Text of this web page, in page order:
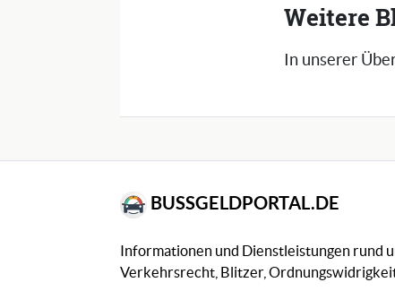
Weitere
In unserer
BUSSGELDPORTAL.DE
Informationen und Dienstleistungen rund
Verkehrsrecht, Blitzer,